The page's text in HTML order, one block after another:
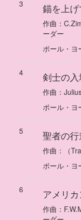
3 錨を上げ
作曲：
ーダー
ポール・ヨ
4 剣士の
作曲：
ポール・ヨ
5 聖者の行
作曲： （
ポール・ヨ
6 アメリ
作曲：